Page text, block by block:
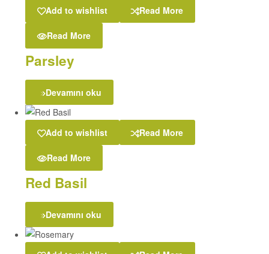
Add to wishlist Read More
Read More
Parsley
Devamını oku
Add to wishlist Read More
Read More
Red Basil
Devamını oku